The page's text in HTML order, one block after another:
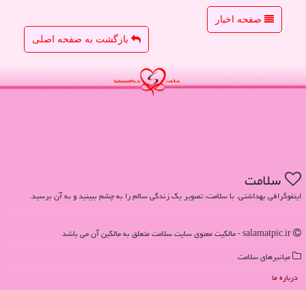
صفحه اخبار
بازگشت به صفحه اصلی
سلامت
اینفوگرافی بهداشتی. با سلامت، تصویر یک زندگی سالم را به چشم ببینید و به آن برسید.
میانبرهای سلامت
درباره ما